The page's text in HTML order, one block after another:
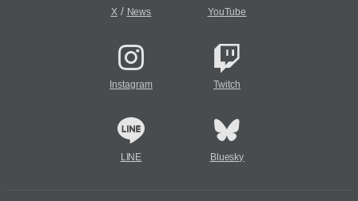
X/ News YouTube
Instagram Twitch
LINE Bluesky